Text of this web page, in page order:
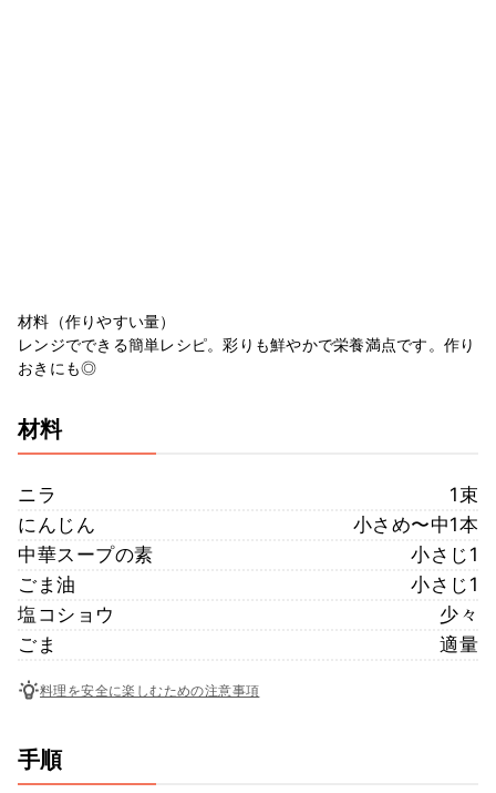
材料（作りやすい量）
レンジでできる簡単レシピ。彩りも鮮やかで栄養満点です。作り
おきにも◎
材料
ニラ
1束
にんじん
小さめ〜中1本
中華スープの素
小さじ1
ごま油
小さじ1
塩コショウ
少々
ごま
適量
料理を安全に楽しむための注意事項
手順